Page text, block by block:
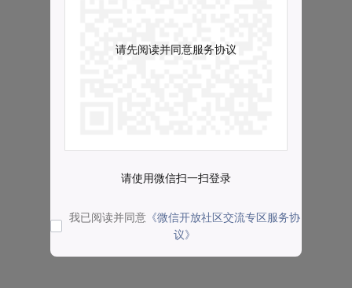
请先阅读并同意服务协议
请使用微信扫一扫登录
我已阅读并同意 《微信开放社区交流专区服务协
议》